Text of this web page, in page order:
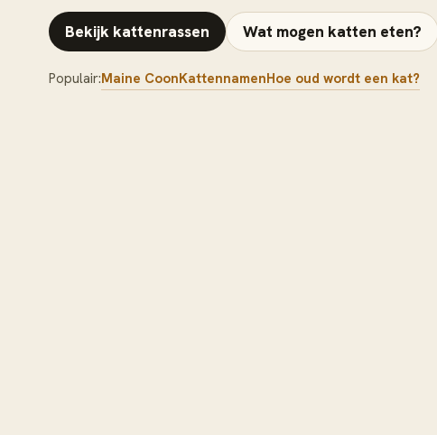
Bekijk kattenrassen Wat mogen katten eten?
Populair:Maine CoonKattennamenHoe oud wordt een kat?